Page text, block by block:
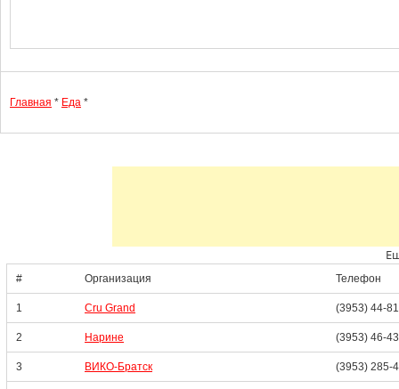
Главная * Еда *
# Организация Телефон
1 Cru Grand (3953) 44-
2 Нарине (3953) 46-
3 ВИКО-Братск (3953) 285-